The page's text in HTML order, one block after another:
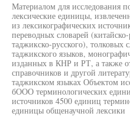
Материалом для исследования
лексические единицы,
из лексикографических
переводных словарей
таджикско-русского), толковых
таджикского языков,
изданных в КНР и РТ, а также
справочников и другой
таджикском языках Объектом
бООО терминологических
источников 4500 единиц
единицы общенаучной лексики